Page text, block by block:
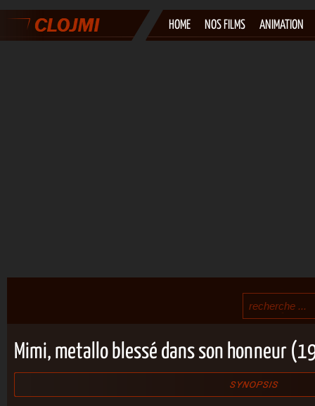
HOME NOS FILMS ANIMATION
Mimi, metallo blessé dans son honneur